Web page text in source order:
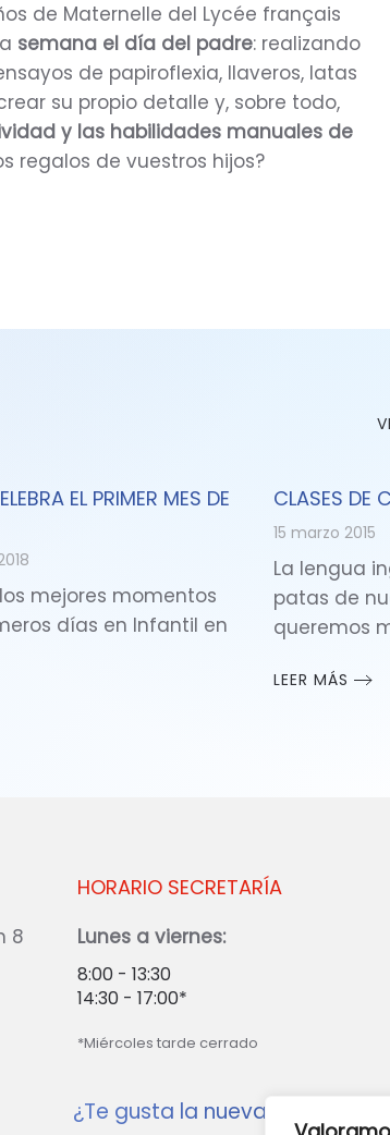
de Maternelle del Lycée français
semana el día del padre: realizando
de papiroflexia, llaveros, latas
su propio detalle y, sobre todo,
y las habilidades manuales de
regalos de vuestros hijos?
EL PRIMER MES DE
mejores momentos
días en Infantil en
CLASES DE
15 marzo 2015
La lengua
patas de
queremos
LEER MÁS
8
HORARIO SECRETARÍA
Lunes a viernes:
8:00 - 13:30
14:30 - 17:00*
*Miércoles tarde cerrado
¿Te gusta la nueva web?